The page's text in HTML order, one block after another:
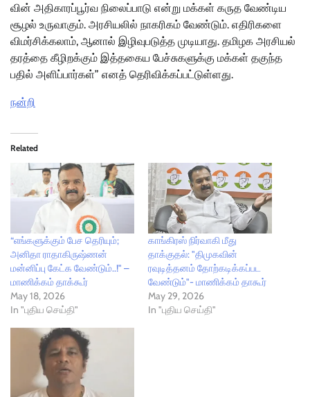
வின் அதிகாரப்பூர்வ நிலைப்பாடு என்று மக்கள் கருத வேண்டிய
சூழல் உருவாகும். அரசியலில் நாகரிகம் வேண்டும். எதிரிகளை
விமர்சிக்கலாம், ஆனால் இழிவுபடுத்த முடியாது. தமிழக அரசியல்
தரத்தை கீழிறக்கும் இத்தகைய பேச்சுகளுக்கு மக்கள் தகுந்த
பதில் அளிப்பார்கள்” எனத் தெரிவிக்கப்பட்டுள்ளது.
நன்றி
Related
“எங்களுக்கும் பேச தெரியும்;
அனிதா ராதாகிருஷ்ணன்
மன்னிப்பு கேட்க வேண்டும்..!" –
மாணிக்கம் தாக்கூர்
May 18, 2026
In "புதிய செய்தி"
காங்கிரஸ் நிர்வாகி மீது
தாக்குதல்: "திமுகவின்
ரவுடித்தனம் தோற்கடிக்கப்பட
வேண்டும்"- மாணிக்கம் தாகூர்
May 29, 2026
In "புதிய செய்தி"